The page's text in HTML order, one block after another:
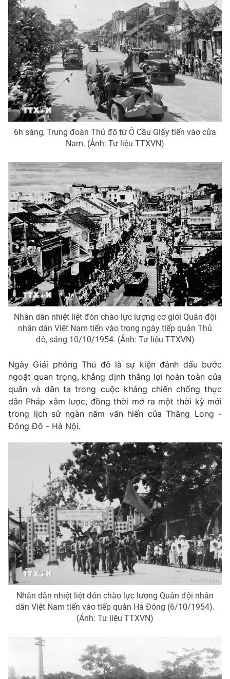
Photo Infographic
Video Shorts video
VTV Money VTV Thể thao
VTV Sức khoẻ Bất động sản
Thị trường 24h Tấm lòng Việt
VTV9 VTV8
Liên hệ tòa soạn English
THỜI BÁO VTV
Theo dõi báo trên
Cơ quan báo chí:Thời báo VTV
Giấy phép hoạt động báo in và báo điện tử số 483/GP-BTTTT
cấp ngày 29/12/2023
Tổng Biên tập:Vũ Thanh Thủy
Phó Tổng Biên tập:Nguyễn Thị Mỹ Hạnh, Phạm Quốc Thắng,
Nguyễn Trọng Ninh
Ðiện thoại Thời báo VTV:024.66 897 897
toasoan@vtv.vn
Liên hệ quảng cáo:024-7300.7108
thuận bằng văn bản. Ghi rõ nguồn VTV.vn khi phát hành lại
thông tin từ website này.
6h sáng, Trung đoàn Thủ đô từ Ô Cầu Giấy tiến vào cửa
Nam. (Ảnh: Tư liệu TTXVN)
Nhân dân nhiệt liệt đón chào lực lượng cơ giới Quân đội
nhân dân Việt Nam tiến vào trong ngày tiếp quản Thủ
đô, sáng 10/10/1954. (Ảnh: Tư liệu TTXVN)
Ngày Giải phóng Thủ đô là sự kiện đánh dấu bước
ngoặt quan trọng, khẳng định thắng lợi hoàn toàn của
quân và dân ta trong cuộc kháng chiến chống thực
dân Pháp xâm lược, đồng thời mở ra một thời kỳ mới
trong lịch sử ngàn năm văn hiến của Thăng Long -
Đông Đô - Hà Nội.
Nhân dân nhiệt liệt đón chào lực lượng Quân đội nhân
dân Việt Nam tiến vào tiếp quản Hà Đông (6/10/1954).
(Ảnh: Tư liệu TTXVN)